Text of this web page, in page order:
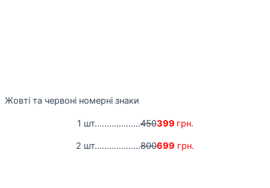
Жовті та червоні номерні знаки
1 шт...................450399 грн.
2 шт...................800699 грн.